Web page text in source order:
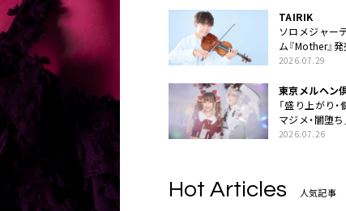
TAIRIK
ソロメジャー
ム『Mother』発
2026.07.29
東京メルヘン
「盛り上がり・
マジメ・闇堕ち
2026.07.26
Hot Articles 人気記事